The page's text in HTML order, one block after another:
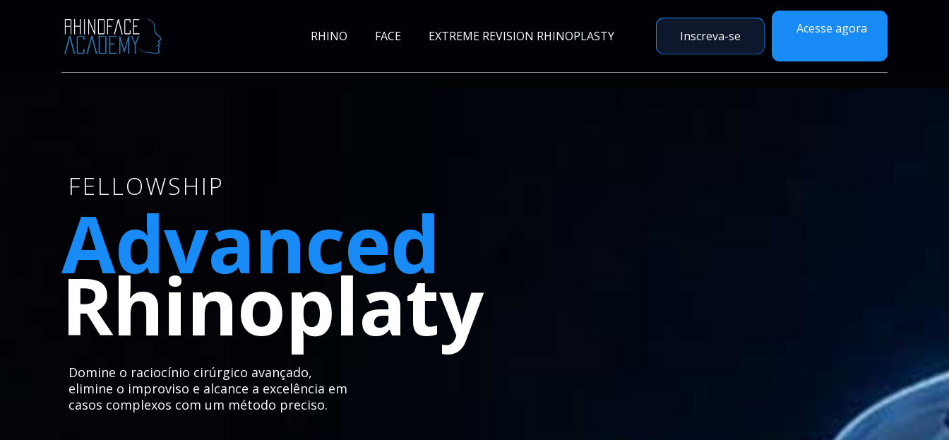
RHINO FACE EXTREME REVISION RHINOPLASTY Inscreva-se Acesse agora
FELLOWSHIP
Advanced
Rhinoplaty
Domine o raciocínio cirúrgico avançado,
elimine o improviso e alcance a excelência em
casos complexos com um método preciso.